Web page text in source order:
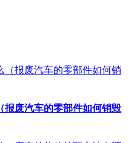
报废汽车的零部件如何销毁